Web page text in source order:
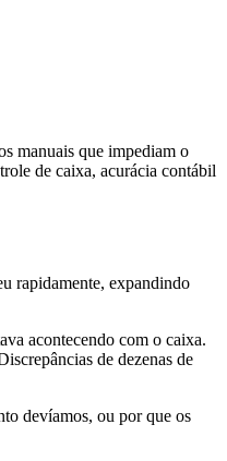
manuais que impediam o
de caixa, acurácia contábil
rapidamente, expandindo
acontecendo com o caixa.
de dezenas de
devíamos, ou por que os